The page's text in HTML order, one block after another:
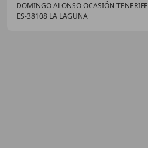
DOMINGO ALONSO OCASIÓN TENERIFE
ES-38108 LA LAGUNA